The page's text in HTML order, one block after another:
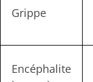
Grippe
Encéphalite